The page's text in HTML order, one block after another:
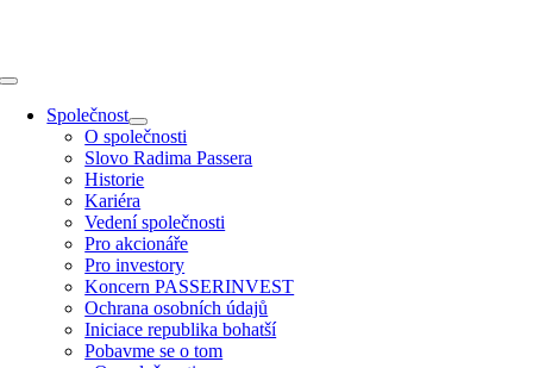
Toggle
NavigationSpolečnost
O společnosti
Slovo Radima Passera
Historie
Kariéra
Vedení společnosti
Pro akcionáře
Pro investory
Koncern PASSERINVEST
Ochrana osobních údajů
Iniciace republika bohatší
Pobavme se o tom